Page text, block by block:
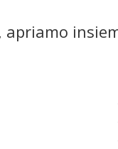
apriamo